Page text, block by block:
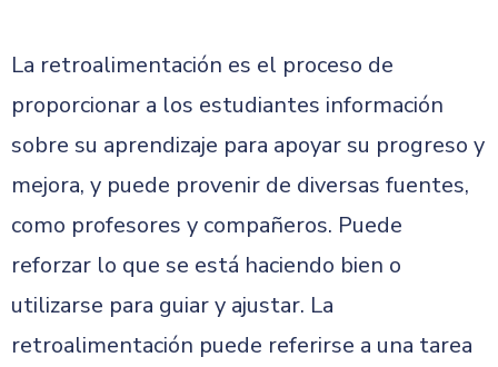
La retroalimentación es el proceso de
proporcionar a los estudiantes información
sobre su aprendizaje para apoyar su progreso y
mejora, y puede provenir de diversas fuentes,
como profesores y compañeros. Puede
reforzar lo que se está haciendo bien o
utilizarse para guiar y ajustar. La
retroalimentación puede referirse a una tarea